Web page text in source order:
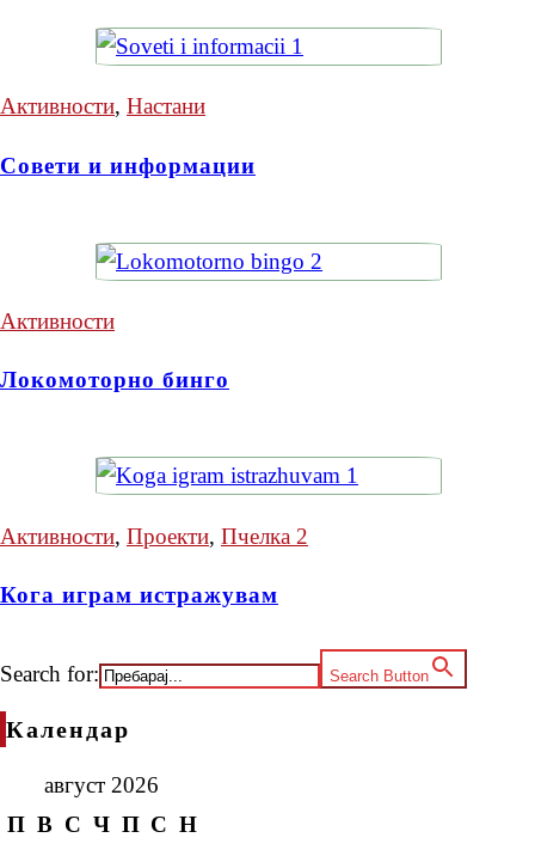
Активности, Настани
Совети и информации
Активности
Локомоторно бинго
Активности, Проекти, Пчелка 2
Кога играм истражувам
Search for: Search Button
Календар
август 2026
П В С Ч П С Н